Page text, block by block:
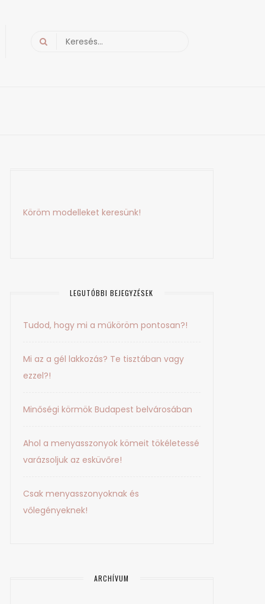
Search
Köröm modelleket keresünk!
LEGUTÓBBI BEJEGYZÉSEK
Tudod, hogy mi a műköröm pontosan?!
Mi az a gél lakkozás? Te tisztában vagy
ezzel?!
Minőségi körmök Budapest belvárosában
Ahol a menyasszonyok kömeit tökéletessé
varázsoljuk az esküvőre!
Csak menyasszonyoknak és
vőlegényeknek!
ARCHÍVUM